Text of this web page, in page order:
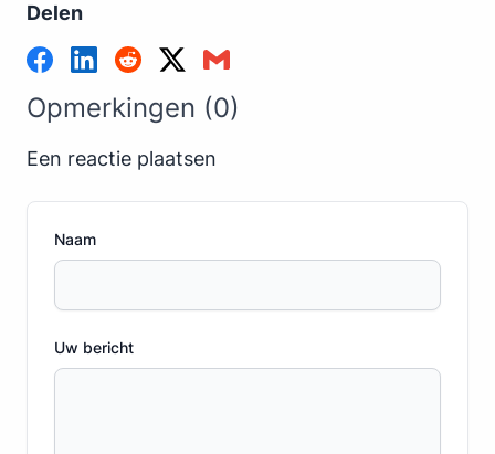
Delen
Opmerkingen (0)
Een reactie plaatsen
Naam
Uw bericht